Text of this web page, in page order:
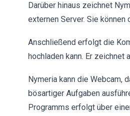
Darüber hinaus zeichnet
externen Server. Sie
Anschließend erfolgt die
hochladen kann. Er
Nymeria kann die Webcam,
bösartiger Aufgaben
Programms erfolgt über